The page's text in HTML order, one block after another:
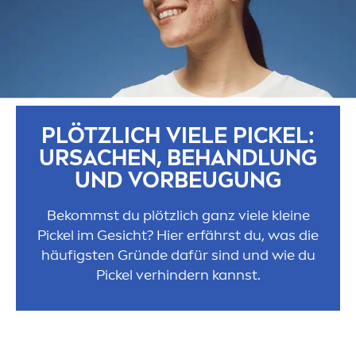
PLÖTZLICH VIELE PICKEL:
URSACHEN, BEHANDLUNG
UND VORBEUGUNG
Bekommst du plötzlich ganz viele kleine
Pickel im Gesicht? Hier erfährst du, was die
häufigsten Gründe dafür sind und wie du
Pickel verhindern kannst.